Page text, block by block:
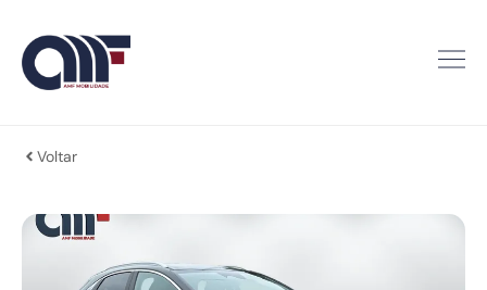
Voltar